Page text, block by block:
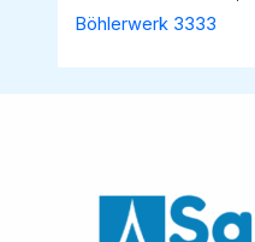
Böhlerwerk 3333